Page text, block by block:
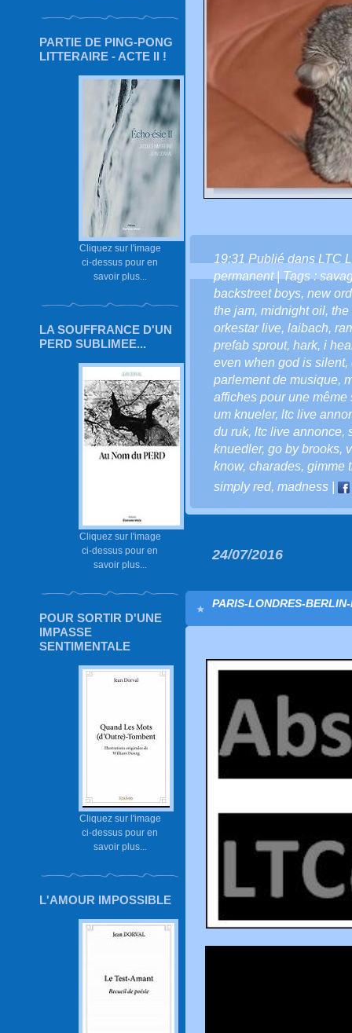
PARTIE DE PING-PONG
LITTERAIRE - ACTE II !
Cliquez sur l'image
ci-dessus pour en
savoir plus...
LA SOUFFRANCE D'UN
PERD SUBLIMEE...
Cliquez sur l'image
ci-dessus pour en
savoir plus...
POUR SORTIR D'UNE
IMPASSE
SENTIMENTALE
Cliquez sur l'image
ci-dessus pour en
savoir plus...
L'AMOUR IMPOSSIBLE
19:31 Publié dans LTC
permanent| Tags :
backstreet boys, new
the jam, midnight oil, the
orkestar live, laibach,
prefab sprout, hark, i
even when god is silent,
parlement de musique,
affiches pour une même
um knueler, ltc live
du ruk, ltc live annonce,
knuedler, go by brooks,
know, charades, gimme
simply red, madness
24/07/2016
PARIS-LONDRES-